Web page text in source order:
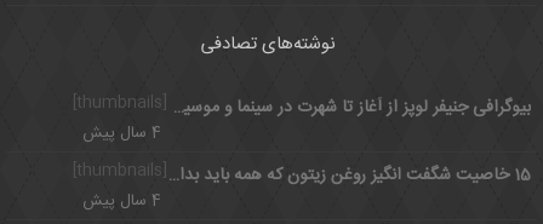
نوشته‌های تصادفی
[thumbnails] بیوگرافی جنیفر لوپز از آغاز تا شهرت در سینما و موسیقی
4 سال پیش
15 خاصیت شگفت انگیز روغن زیتون که همه باید بدانند
4 سال پیش